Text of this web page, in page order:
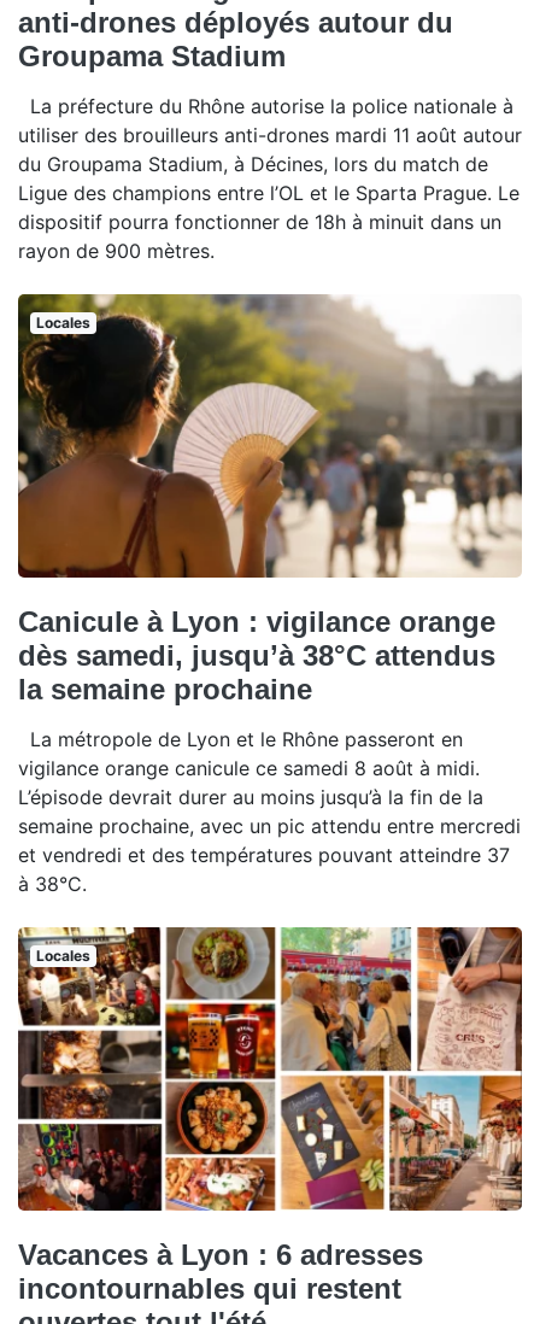
anti-drones déployés autour du
Groupama Stadium
La préfecture du Rhône autorise la police nationale à
utiliser des brouilleurs anti-drones mardi 11 août autour
du Groupama Stadium, à Décines, lors du match de
Ligue des champions entre l’OL et le Sparta Prague. Le
dispositif pourra fonctionner de 18h à minuit dans un
rayon de 900 mètres.
Locales
Canicule à Lyon : vigilance orange
dès samedi, jusqu’à 38°C attendus
la semaine prochaine
La métropole de Lyon et le Rhône passeront en
vigilance orange canicule ce samedi 8 août à midi.
L’épisode devrait durer au moins jusqu’à la fin de la
semaine prochaine, avec un pic attendu entre mercredi
et vendredi et des températures pouvant atteindre 37
à 38°C.
Locales
Vacances à Lyon : 6 adresses
incontournables qui restent